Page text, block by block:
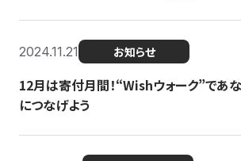
2024.11.21 お知らせ
12月は寄付月間！“Wishウォーク”であ
につなげよう